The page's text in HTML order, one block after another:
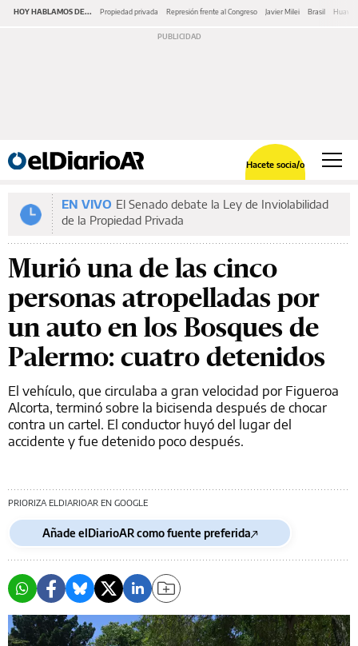
HOY HABLAMOS DE... Propiedad privada Represión frente al Congreso Javier Milei Brasil Huawei
Hacete socia/o
EN VIVO El Senado debate la Ley de Inviolabilidad
de la Propiedad Privada
Murió una de las cinco
personas atropelladas por
un auto en los Bosques de
Palermo: cuatro detenidos
El vehículo, que circulaba a gran velocidad por Figueroa
Alcorta, terminó sobre la bicisenda después de chocar
contra un cartel. El conductor huyó del lugar del
accidente y fue detenido poco después.
PRIORIZA ELDIARIOAR EN GOOGLE
Añade elDiarioAR como fuente preferida